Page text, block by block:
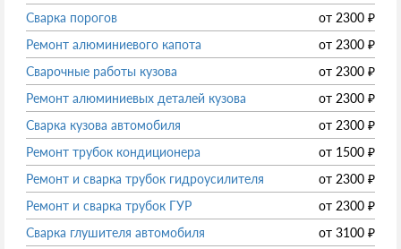
Сварка порогов
от 2300 ₽
Ремонт алюминиевого капота
от 2300 ₽
Сварочные работы кузова
от 2300 ₽
Ремонт алюминиевых деталей кузова
от 2300 ₽
Сварка кузова автомобиля
от 2300 ₽
Ремонт трубок кондиционера
от 1500 ₽
Ремонт и сварка трубок гидроусилителя
от 2300 ₽
Ремонт и сварка трубок ГУР
от 2300 ₽
Сварка глушителя автомобиля
от 3100 ₽